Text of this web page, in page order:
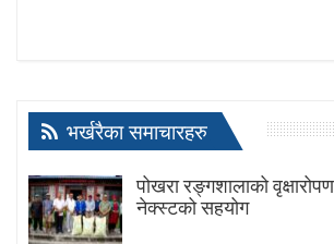
भर्खरैका समाचारहरु
पोखरा रङ्गशालाको
नेक्स्टको सहयोग